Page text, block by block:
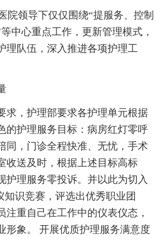
院领导下仅仅围绕“提服务、控制
中心重点工作，更新管理模式，
理队伍，深入推进各项护理工
求，护理部要求各护理单元根据
的护理服务目标：病房红灯零呼
同，门诊全程快准、无忧，手术
收送及时，根据上述目标高标
护理服务零投诉。并以此为切入
知识竞赛，评选出优秀职业团
注重自己在工作中的仪表仪态，
形象。 开展优质护理服务满意度